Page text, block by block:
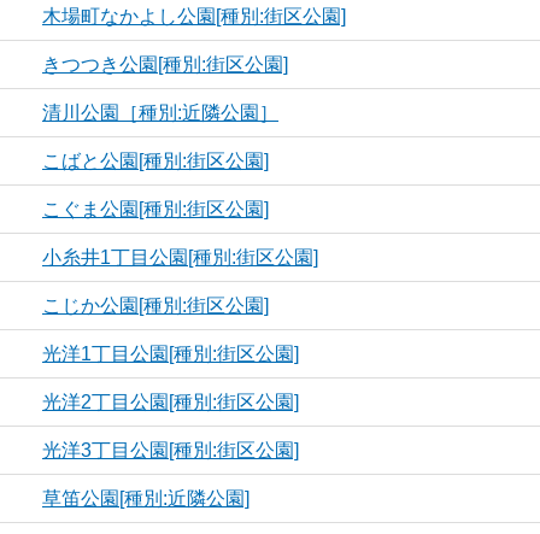
木場町なかよし公園[種別:街区公園]
きつつき公園[種別:街区公園]
清川公園［種別:近隣公園］
こばと公園[種別:街区公園]
こぐま公園[種別:街区公園]
小糸井1丁目公園[種別:街区公園]
こじか公園[種別:街区公園]
光洋1丁目公園[種別:街区公園]
光洋2丁目公園[種別:街区公園]
光洋3丁目公園[種別:街区公園]
草笛公園[種別:近隣公園]